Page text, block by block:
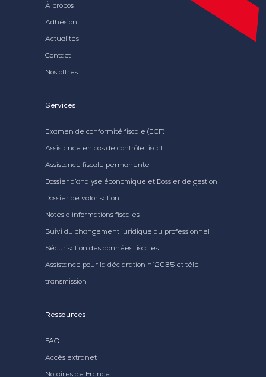
À propos
Adhésion
Actualités
Contact
Nos offres
Services
Examen de conformité fiscale (ECF)
Assistance en cas de contrôle fiscal
Assistance fiscale permanente
Dossier d’analyse économique et Dossier de gestion
Dossier de valorisation
Notes d'informations fiscales
Suivi du changement juridique du professionnel
Sécurisation des données fiscales
Assistance pour la déclaration n°2035 et télé-
transmission
Ressources
FAQ
Accès extranet
Notaires de France